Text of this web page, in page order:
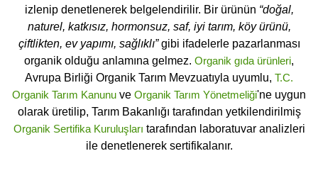
izlenip denetlenerek belgelendirilir. Bir ürünün “doğal,
naturel, katkısız, hormonsuz, saf, iyi tarım, köy ürünü,
çiftlikten, ev yapımı, sağlıklı”gibi ifadelerle pazarlanması
organik olduğu anlamına gelmez. Organik gıda ürünleri,
Avrupa Birliği Organik Tarım Mevzuatıyla uyumlu, T.C.
Organik Tarım Kanunu ve Organik Tarım Yönetmeliği'ne uygun
olarak üretilip, Tarım Bakanlığı tarafından yetkilendirilmiş
Organik Sertifika Kuruluşları tarafından laboratuvar analizleri
ile denetlenerek sertifikalanır.